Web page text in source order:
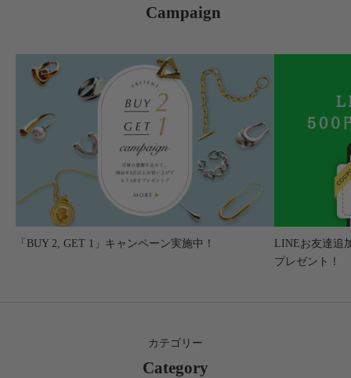
Campaign
「BUY 2, GET 1」キャンペーン実施中！
LINEお友達追
プレゼント！
カテゴリー
Category